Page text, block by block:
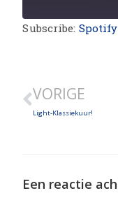
Subscribe: Spotify
VORIGE
Light-Klassiekuur!
Een reactie